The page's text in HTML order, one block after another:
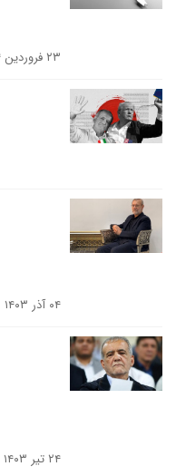
۲۳ فروردین ۱۴۰۴
۰۴ آذر ۱۴۰۳
۲۴ تیر ۱۴۰۳